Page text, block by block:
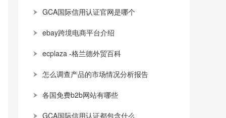
GCA国际信用认证官网是哪个
ebay跨境电商平台介绍
ecplaza -格兰德外贸百科
怎么调查产品的市场情况分析报告
各国免费b2b网站有哪些
GCA国际信用认证都包含什么